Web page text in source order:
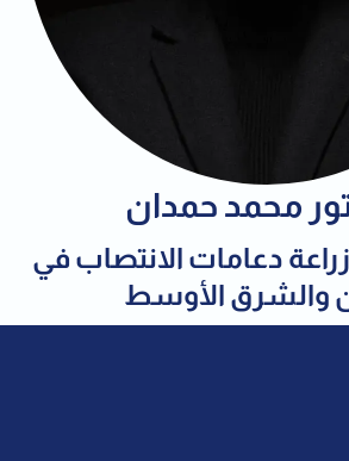
محمد حمدان
دعامات الانتصاب في
والشرق الأوسط